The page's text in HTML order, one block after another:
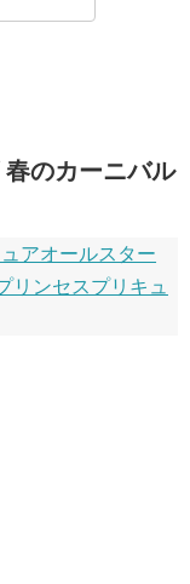
のカーニバル
アオールスター
リンセスプリキュ